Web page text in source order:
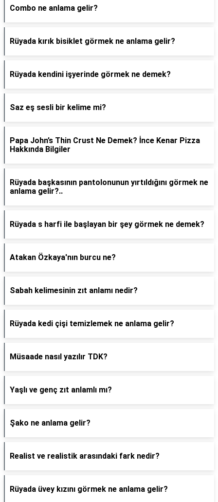
Combo ne anlama gelir?
Rüyada kırık bisiklet görmek ne anlama gelir?
Rüyada kendini işyerinde görmek ne demek?
Saz eş sesli bir kelime mi?
Papa John’s Thin Crust Ne Demek? İnce Kenar Pizza
Hakkında Bilgiler
Rüyada başkasının pantolonunun yırtıldığını görmek ne
anlama gelir?..
Rüyada s harfi ile başlayan bir şey görmek ne demek?
Atakan Özkaya'nın burcu ne?
Sabah kelimesinin zıt anlamı nedir?
Rüyada kedi çişi temizlemek ne anlama gelir?
Müsaade nasıl yazılır TDK?
Yaşlı ve genç zıt anlamlı mı?
Şako ne anlama gelir?
Realist ve realistik arasındaki fark nedir?
Rüyada üvey kızını görmek ne anlama gelir?